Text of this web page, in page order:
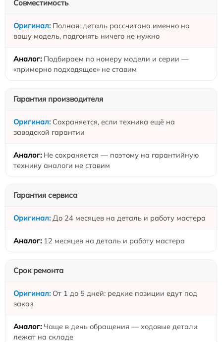
Совместимость
Полная: деталь рассчитана именно на
вашу модель, подгонять ничего не нужно
Подбираем по номеру модели и серии —
«примерно подходящее» не ставим
Гарантия производителя
Сохраняется, если техника ещё на
заводской гарантии
Не сохраняется — поэтому на гарантийную
технику аналоги не ставим
Гарантия сервиса
До 24 месяцев на деталь и работу мастера
12 месяцев на деталь и работу мастера
Срок ремонта
От 1 до 5 дней: редкие позиции едут под
заказ
Чаще в день обращения — ходовые детали
лежат на складе